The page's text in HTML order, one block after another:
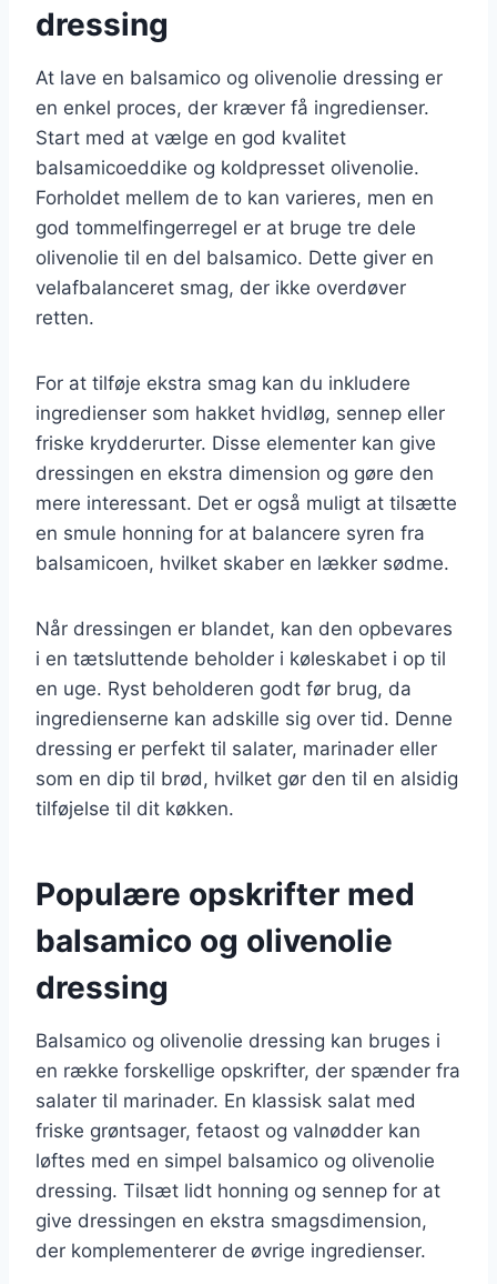
dressing
At lave en balsamico og olivenolie dressing er
en enkel proces, der kræver få ingredienser.
Start med at vælge en god kvalitet
balsamicoeddike og koldpresset olivenolie.
Forholdet mellem de to kan varieres, men en
god tommelfingerregel er at bruge tre dele
olivenolie til en del balsamico. Dette giver en
velafbalanceret smag, der ikke overdøver
retten.
For at tilføje ekstra smag kan du inkludere
ingredienser som hakket hvidløg, sennep eller
friske krydderurter. Disse elementer kan give
dressingen en ekstra dimension og gøre den
mere interessant. Det er også muligt at tilsætte
en smule honning for at balancere syren fra
balsamicoen, hvilket skaber en lækker sødme.
Når dressingen er blandet, kan den opbevares
i en tætsluttende beholder i køleskabet i op til
en uge. Ryst beholderen godt før brug, da
ingredienserne kan adskille sig over tid. Denne
dressing er perfekt til salater, marinader eller
som en dip til brød, hvilket gør den til en alsidig
tilføjelse til dit køkken.
Populære opskrifter med
balsamico og olivenolie
dressing
Balsamico og olivenolie dressing kan bruges i
en række forskellige opskrifter, der spænder fra
salater til marinader. En klassisk salat med
friske grøntsager, fetaost og valnødder kan
løftes med en simpel balsamico og olivenolie
dressing. Tilsæt lidt honning og sennep for at
give dressingen en ekstra smagsdimension,
der komplementerer de øvrige ingredienser.